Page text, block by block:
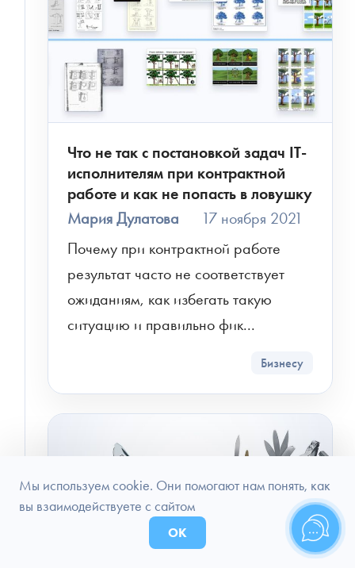
Что не так с постановкой задач IT-
исполнителям при контрактной
работе и как не попасть в ловушку
Мария Дулатова
17 ноября 2021
Почему при контрактной работе
результат часто не соответствует
ожиданиям, как избегать такую
ситуацию и правильно фик...
Бизнесу
Мы используем cookie. Они помогают нам понять, как
вы взаимодействуете с сайтом
ОК